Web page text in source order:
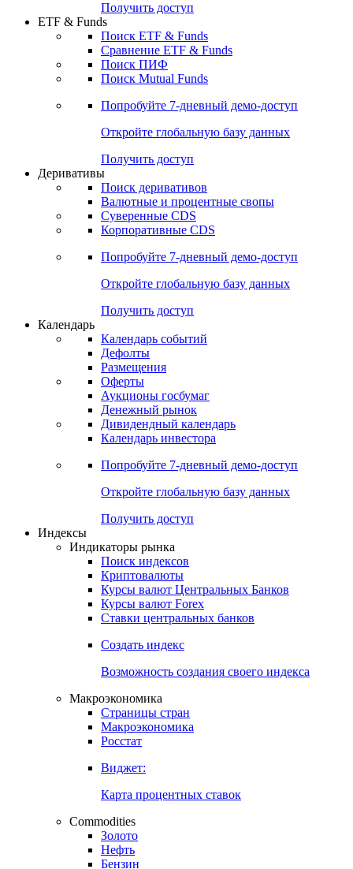
Получить доступ
ETF & Funds
Поиск ETF & Funds
Сравнение ETF & Funds
Поиск ПИФ
Поиск Mutual Funds
Попробуйте 7-дневный демо-доступ
Откройте глобальную базу данных
Получить доступ
Деривативы
Поиск деривативов
Валютные и процентные свопы
Суверенные CDS
Корпоративные CDS
Попробуйте 7-дневный демо-доступ
Откройте глобальную базу данных
Получить доступ
Календарь
Календарь событий
Дефолты
Размещения
Оферты
Аукционы госбумаг
Денежный рынок
Дивидендный календарь
Календарь инвестора
Попробуйте 7-дневный демо-доступ
Откройте глобальную базу данных
Получить доступ
Индексы
Индикаторы рынка
Поиск индексов
Криптовалюты
Курсы валют Центральных Банков
Курсы валют Forex
Ставки центральных банков
Создать индекс
Возможность создания своего индекса
Макроэкономика
Страницы стран
Макроэкономика
Росстат
Виджет:
Карта процентных ставок
Commodities
Золото
Нефть
Бензин